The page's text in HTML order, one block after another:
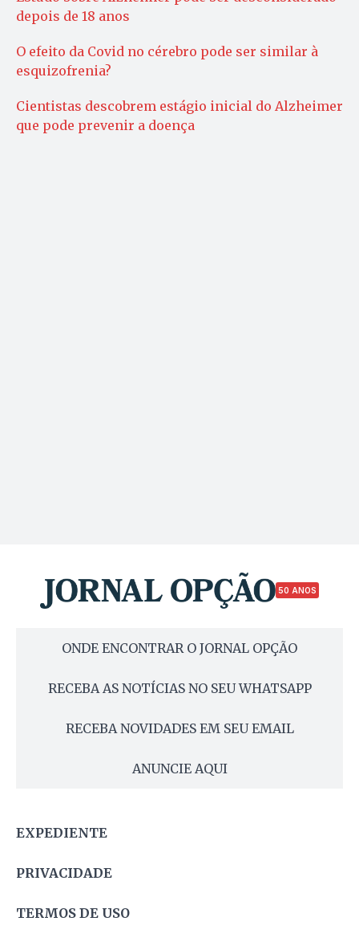
depois de 18 anos
O efeito da Covid no cérebro pode ser similar à
esquizofrenia?
Cientistas descobrem estágio inicial do Alzheimer
que pode prevenir a doença
50 ANOS
ONDE ENCONTRAR O JORNAL OPÇÃO
RECEBA AS NOTÍCIAS NO SEU WHATSAPP
RECEBA NOVIDADES EM SEU EMAIL
ANUNCIE AQUI
EXPEDIENTE
PRIVACIDADE
TERMOS DE USO